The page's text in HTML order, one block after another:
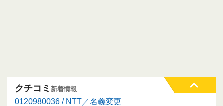
クチコミ 新着情報
0120980036 / NTT／名義変更